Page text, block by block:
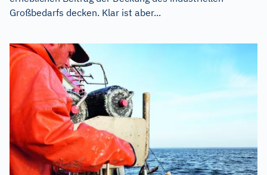
Großbedarfs decken. Klar ist aber...